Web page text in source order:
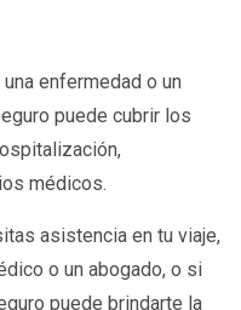
enfermedad o un
puede cubrir los
médicos.
asistencia en tu viaje,
o un abogado, o si
puede brindarte la